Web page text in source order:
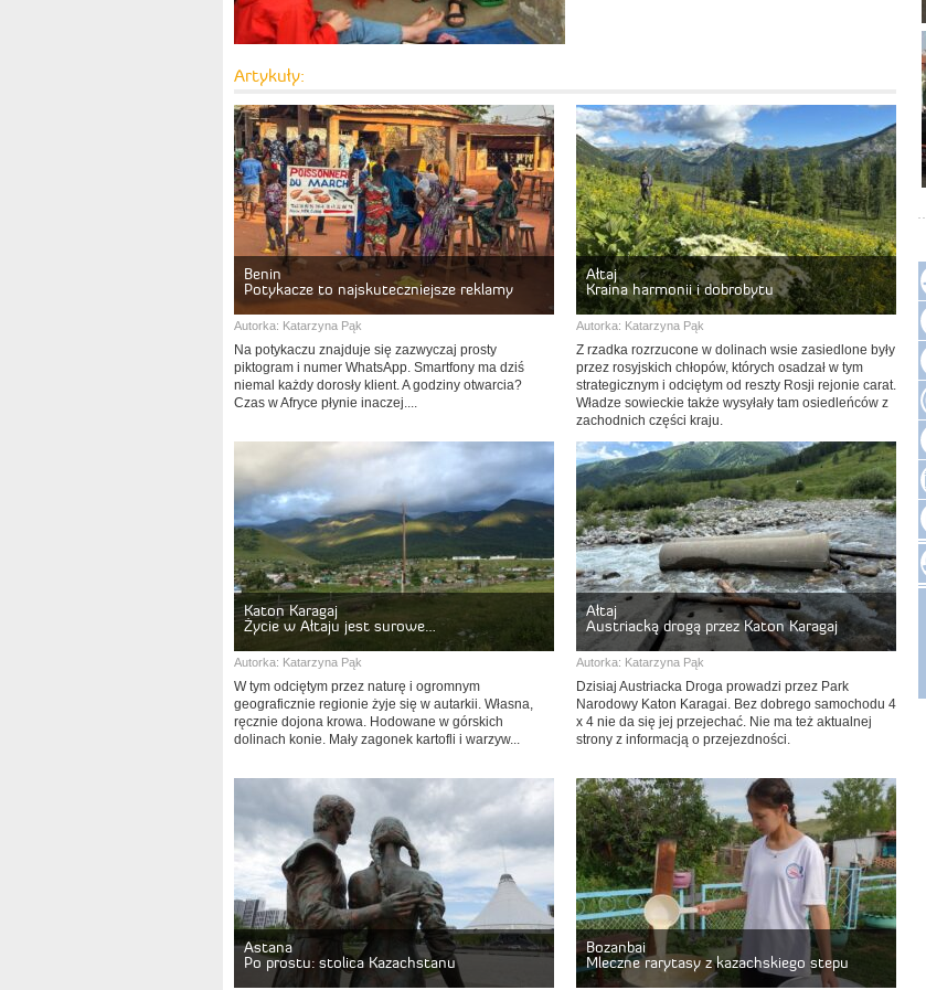
Artykuły:
Benin
Potykacze to najskuteczniejsze reklamy
Autorka: Katarzyna Pąk
Na potykaczu znajduje się zazwyczaj prosty
piktogram i numer WhatsApp. Smartfony ma dziś
niemal każdy dorosły klient. A godziny otwarcia?
Czas w Afryce płynie inaczej....
Ałtaj
Kraina harmonii i dobrobytu
Autorka: Katarzyna Pąk
Z rzadka rozrzucone w dolinach wsie zasiedlone były
przez rosyjskich chłopów, których osadzał w tym
strategicznym i odciętym od reszty Rosji rejonie carat.
Władze sowieckie także wysyłały tam osiedleńców z
zachodnich części kraju.
Katon Karagaj
Życie w Ałtaju jest surowe…
Autorka: Katarzyna Pąk
W tym odciętym przez naturę i ogromnym
geograficznie regionie żyje się w autarkii. Własna,
ręcznie dojona krowa. Hodowane w górskich
dolinach konie. Mały zagonek kartofli i warzyw...
Ałtaj
Austriacką drogą przez Katon Karagaj
Autorka: Katarzyna Pąk
Dzisiaj Austriacka Droga prowadzi przez Park
Narodowy Katon Karagai. Bez dobrego samochodu 4
x 4 nie da się jej przejechać. Nie ma też aktualnej
strony z informacją o przejezdności.
Astana
Po prostu: stolica Kazachstanu
Bozanbai
Mleczne rarytasy z kazachskiego stepu